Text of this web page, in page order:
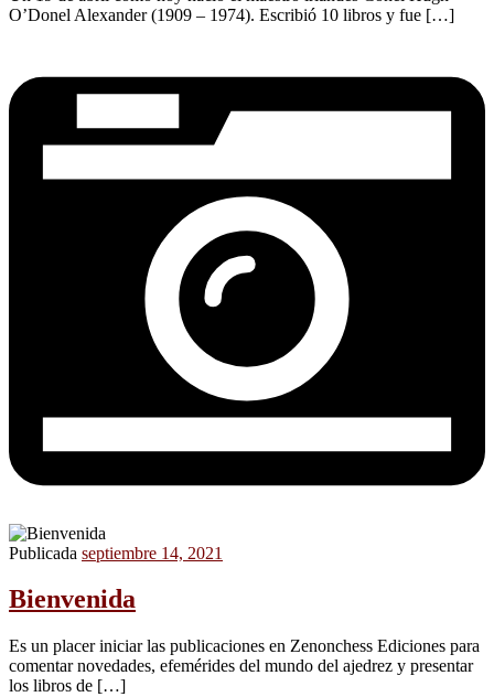
O’Donel Alexander (1909 – 1974). Escribió 10 libros y fue […]
Publicada septiembre 14, 2021
Bienvenida
Es un placer iniciar las publicaciones en Zenonchess Ediciones para
comentar novedades, efemérides del mundo del ajedrez y presentar
los libros de […]